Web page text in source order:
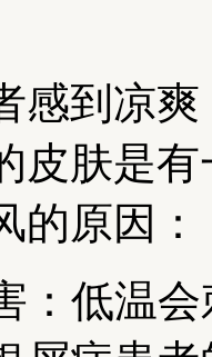
感到凉
皮肤是
的原因：
：低温